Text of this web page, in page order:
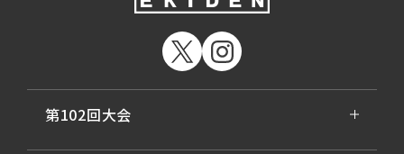
第102回大会